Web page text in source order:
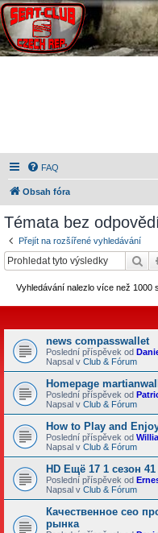
FAQ
Obsah fóra
Témata bez
Přejít na rozšířené vyhledávání
Vyhledávání nalezlo více než 1000
news compasswallet
Poslední příspěvek od
Napsal v Club & Fórum
Homepage
Poslední příspěvek od
Napsal v Club & Fórum
How to Play and
Poslední příspěvek od
Napsal v Club & Fórum
HD Ещё 17 1 сезон
Poslední příspěvek od
Napsal v Club & Fórum
Качественное сео
рынка